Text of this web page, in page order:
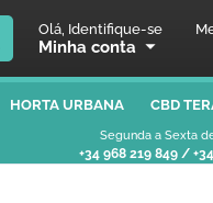
Olá, Identifique-se
Minha conta
HORTA URBANA CBD
Segunda a Sexta
+34 968 219 849 /